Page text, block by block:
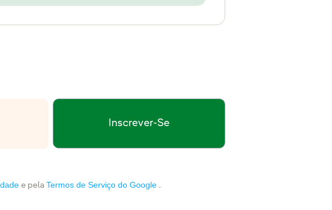
Inscrever-Se
e pela Termos de Serviço do Google .